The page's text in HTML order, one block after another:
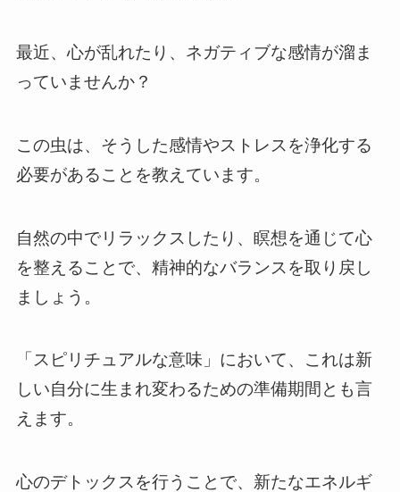
最近、心が乱れたり、ネガティブな感情が溜ま
っていませんか？
この虫は、そうした感情やストレスを浄化する
必要があることを教えています。
自然の中でリラックスしたり、瞑想を通じて心
を整えることで、精神的なバランスを取り戻し
ましょう。
「スピリチュアルな意味」において、これは新
しい自分に生まれ変わるための準備期間とも言
えます。
心のデトックスを行うことで、新たなエネルギ